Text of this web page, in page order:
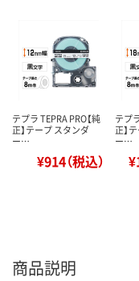
テプラ TEPRA PRO【純
正】テープ スタンダ
ー…
¥914（税込）
テプ
正】
ー…
商品説明